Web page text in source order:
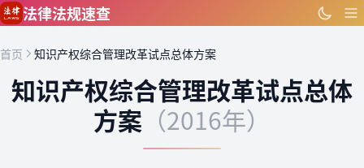
跳到主要内容
法律法规速查
首页 知识产权综合管理改革试点总体方案
知识产权综合管理改革试点总体
方案 （2016年）